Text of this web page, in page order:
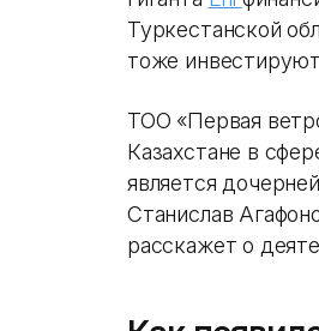
Туркестанской
тоже
ТОО «Первая
Казахстане в
является
Станислав
расскажет о